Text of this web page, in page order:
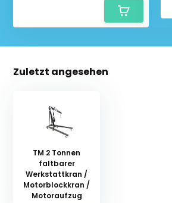
Zuletzt angesehen
TM 2 Tonnen
faltbarer
Werkstattkran /
Motorblockkran /
Motoraufzug